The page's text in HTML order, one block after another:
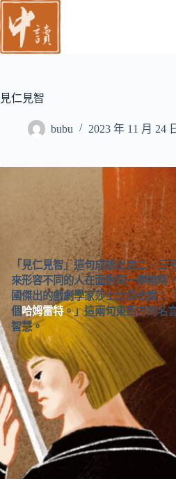
跳
至
主
容
見仁見智
bubu 2023 年 11 月 24
「見仁見智」這句成語出自二、三
來形容不同的人在面對同一事物時
國傑出的戲劇學家莎士比亞也說：
個哈姆雷特。」這兩句東西方的名
智慧。